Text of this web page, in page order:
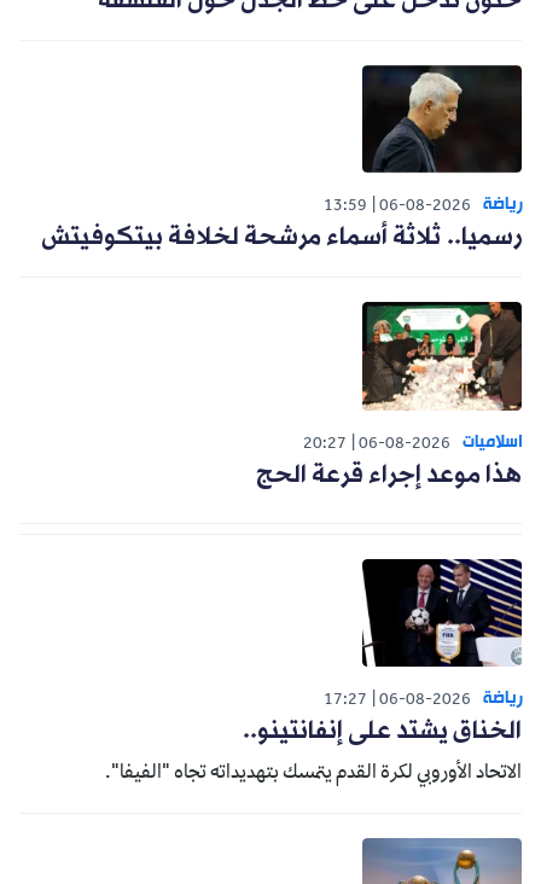
رياضة 06-08-2026
13:59
رسميا.. ثلاثة أسماء مرشحة لخلافة بيتكوفيتش
اسلاميات 06-08-2026
20:27
هذا موعد إجراء قرعة الحج
رياضة 06-08-2026
17:27
الخناق يشتد على إنفانتينو..
الاتحاد الأوروبي لكرة القدم يتمسك بتهديداته تجاه "الفيفا".